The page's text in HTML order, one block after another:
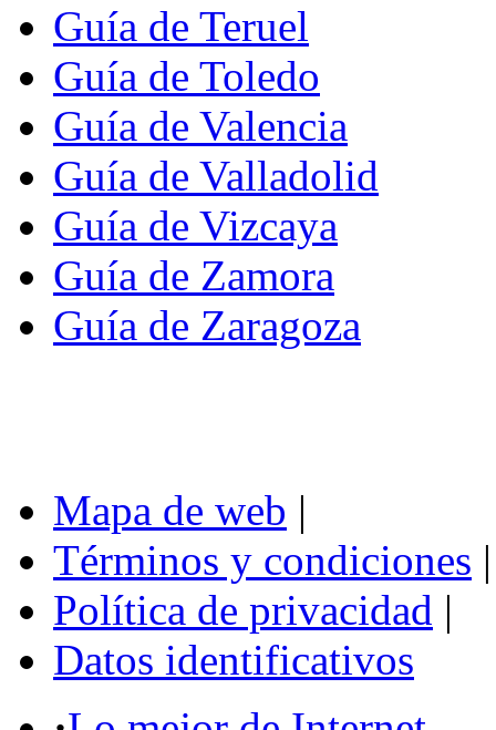
Guía de Teruel
Guía de Toledo
Guía de Valencia
Guía de Valladolid
Guía de Vizcaya
Guía de Zamora
Guía de Zaragoza
Mapa de web |
Términos y condiciones |
Política de privacidad |
Datos identificativos